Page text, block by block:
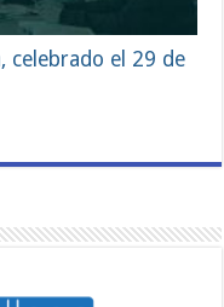
celebrado el 29 de